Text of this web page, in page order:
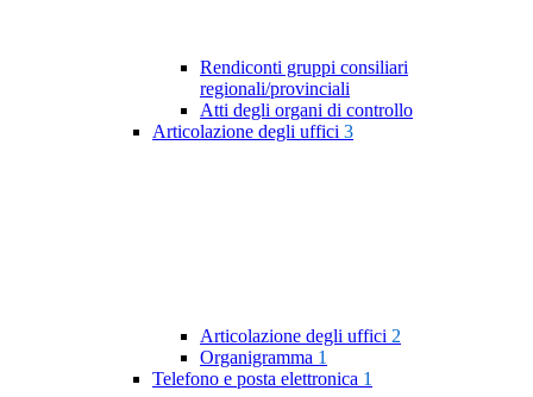
Rendiconti gruppi consiliari
regionali/provinciali
Atti degli organi di controllo
Articolazione degli uffici 3
Articolazione degli uffici 2
Organigramma 1
Telefono e posta elettronica 1